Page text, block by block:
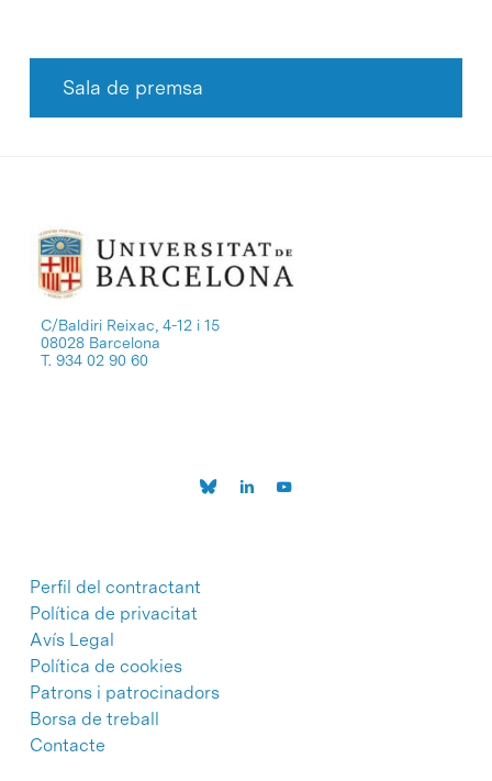
Sala de premsa
C/Baldiri Reixac, 4-12 i 15
08028 Barcelona
T. 934 02 90 60
Perfil del contractant
Política de privacitat
Avís Legal
Política de cookies
Patrons i patrocinadors
Borsa de treball
Contacte